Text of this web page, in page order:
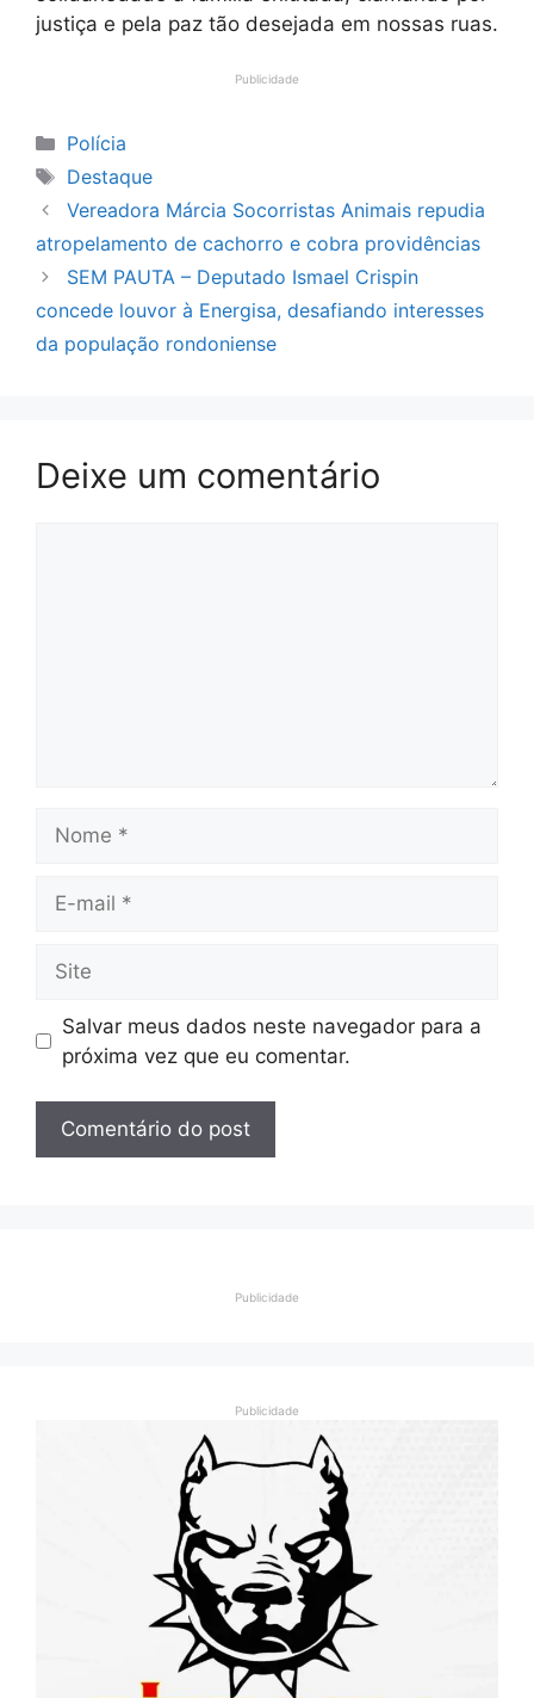
justiça e pela paz tão desejada em nossas ruas.
Publicidade
Categorias
Polícia
Tags
Destaque
Vereadora Márcia Socorristas Animais repudia
atropelamento de cachorro e cobra providências
SEM PAUTA – Deputado Ismael Crispin
concede louvor à Energisa, desafiando interesses
da população rondoniense
Deixe um comentário
mail
Salvar meus dados neste navegador para a
próxima vez que eu comentar.
Publicidade
Publicidade